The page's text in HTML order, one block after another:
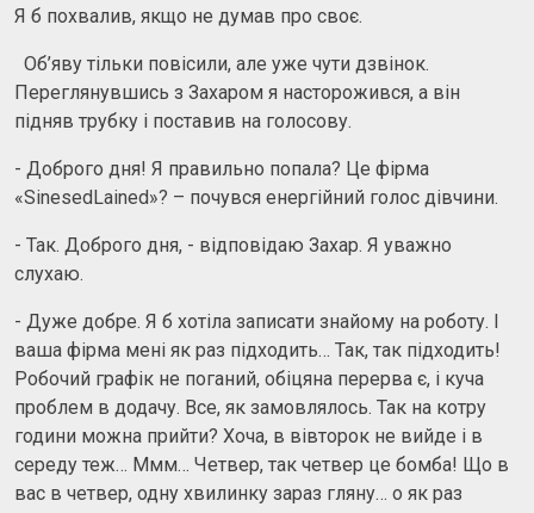
Я б похвалив, якщо не думав про своє.
Об’яву тільки повісили, але уже чути дзвінок.
Переглянувшись з Захаром я насторожився, а він
підняв трубку і поставив на голосову.
- Доброго дня! Я правильно попала? Це фірма
«SinesedLained»? – почувся енергійний голос дівчини.
- Так. Доброго дня, - відповідаю Захар. Я уважно
слухаю.
- Дуже добре. Я б хотіла записати знайому на роботу. І
ваша фірма мені як раз підходить… Так, так підходить!
Робочий графік не поганий, обіцяна перерва є, і куча
проблем в додачу. Все, як замовлялось. Так на котру
години можна прийти? Хоча, в вівторок не вийде і в
середу теж… Ммм… Четвер, так четвер це бомба! Що в
вас в четвер, одну хвилинку зараз гляну… о як раз